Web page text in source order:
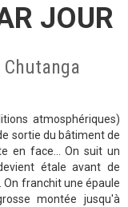
JOUR
atmosphériques)
sortie du bâtiment de
en face... On suit un
étale avant de
franchit une épaule
montée jusqu'à